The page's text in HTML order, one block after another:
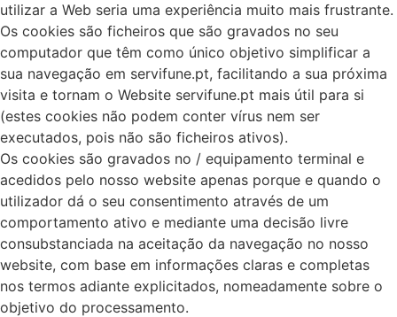
utilizar a Web seria uma experiência muito mais frustrante.
Os cookies são ficheiros que são gravados no seu
computador que têm como único objetivo simplificar a
sua navegação em servifune.pt, facilitando a sua próxima
visita e tornam o Website servifune.pt mais útil para si
(estes cookies não podem conter vírus nem ser
executados, pois não são ficheiros ativos).
Os cookies são gravados no / equipamento terminal e
acedidos pelo nosso website apenas porque e quando o
utilizador dá o seu consentimento através de um
comportamento ativo e mediante uma decisão livre
consubstanciada na aceitação da navegação no nosso
website, com base em informações claras e completas
nos termos adiante explicitados, nomeadamente sobre o
objetivo do processamento.